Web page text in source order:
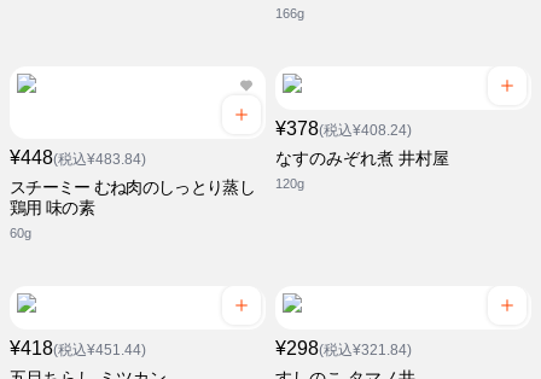
166g
¥448(税込¥483.84)
スチーミー むね肉のしっとり蒸し
鶏用 味の素
60g
¥378(税込¥408.24)
なすのみぞれ煮 井村屋
120g
¥418(税込¥451.44) ¥298(税込¥321.84)